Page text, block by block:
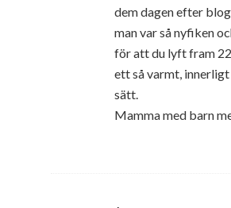
dem dagen efter
man var så nyfiken
för att du lyft fram
ett så varmt,
sätt.
Mamma med barn